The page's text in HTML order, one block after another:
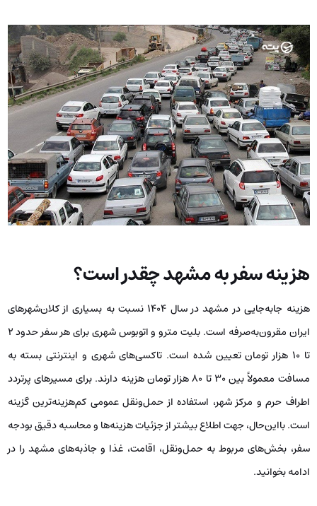
هزینه سفر به مشهد چقدر است؟
هزینه جابه‌جایی در مشهد در سال ۱۴۰۴ نسبت به بسیاری از کلان‌شهرهای
ایران مقرون‌به‌صرفه است. بلیت مترو و اتوبوس شهری برای هر سفر حدود ۲
تا 10 هزار تومان تعیین شده است. تاکسی‌های شهری و اینترنتی بسته به
مسافت معمولاً بین ۳۰ تا ۸۰ هزار تومان هزینه دارند. برای مسیرهای پرتردد
اطراف حرم و مرکز شهر، استفاده از حمل‌ونقل عمومی کم‌هزینه‌ترین گزینه
است. بااین‌حال، جهت اطلاع بیشتر از جزئیات هزینه‌ها و محاسبه دقیق بودجه
سفر، بخش‌های مربوط به حمل‌ونقل، اقامت، غذا و جاذبه‌های مشهد را در
ادامه بخوانید.